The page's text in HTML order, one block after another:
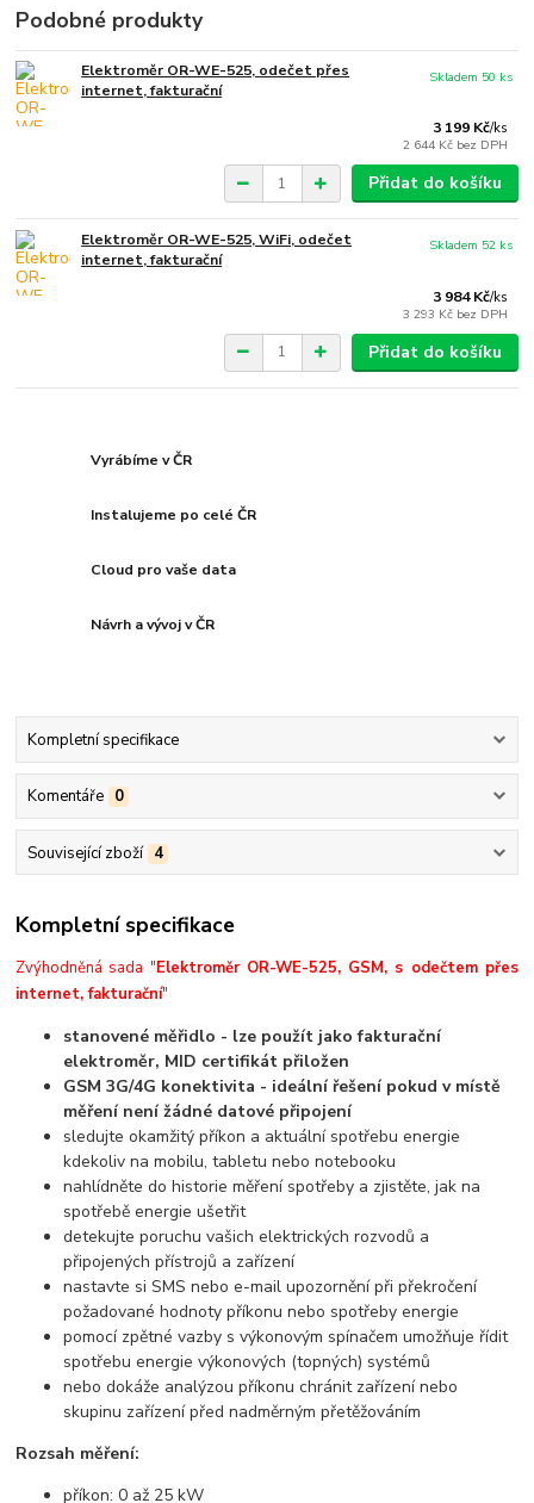
Podobné produkty
Elektroměr OR-WE-525, odečet přes
internet, fakturační
3 199 Kč/ks
2 644 Kč bez DPH
Skladem 50 ks
Přidat do košíku
Elektroměr OR-WE-525, WiFi, odečet
internet, fakturační
3 984 Kč/ks
3 293 Kč bez DPH
Skladem 52 ks
Přidat do košíku
Vyrábíme v ČR
Instalujeme po celé ČR
Cloud pro vaše data
Návrh a vývoj v ČR
Kompletní specifikace
Komentáře 0
Související zboží 4
Kompletní specifikace
Zvýhodněná sada "Elektroměr OR-WE-525, GSM, s odečtem přes
internet, fakturační"
stanovené měřidlo - lze použít jako fakturační
elektroměr, MID certifikát přiložen
GSM 3G/4G konektivita - ideální řešení pokud v místě
měření není žádné datové připojení
sledujte okamžitý příkon a aktuální spotřebu energie
kdekoliv na mobilu, tabletu nebo notebooku
nahlídněte do historie měření spotřeby a zjistěte, jak na
spotřebě energie ušetřit
detekujte poruchu vašich elektrických rozvodů a
připojených přístrojů a zařízení
nastavte si SMS nebo e-mail upozornění při překročení
požadované hodnoty příkonu nebo spotřeby energie
pomocí zpětné vazby s výkonovým spínačem umožňuje řídit
spotřebu energie výkonových (topných) systémů
nebo dokáže analýzou příkonu chránit zařízení nebo
skupinu zařízení před nadměrným přetěžováním
Rozsah měření:
příkon: 0 až 25 kW